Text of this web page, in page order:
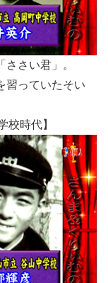
さい君」。
習っていたそい
校時代】